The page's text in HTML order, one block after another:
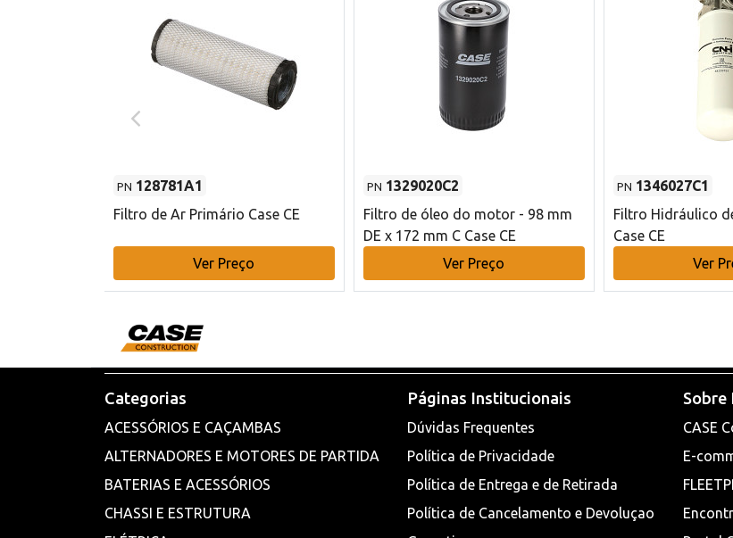
PN 128781A1
Filtro de Ar Primário Case CE
Ver Preço
PN 1329020C2
Filtro de óleo do motor - 98 mm
DE x 172 mm C Case CE
Ver Preço
PN 1346027C1
Filtro Hidráulico
Case CE
Ver
Categorias
ACESSÓRIOS E CAÇAMBAS
ALTERNADORES E MOTORES DE PARTIDA
BATERIAS E ACESSÓRIOS
CHASSI E ESTRUTURA
Páginas Institucionais
Dúvidas Frequentes
Política de Privacidade
Política de Entrega e de Retirada
Política de Cancelamento e Devoluçao
Sobre
CASE
E-